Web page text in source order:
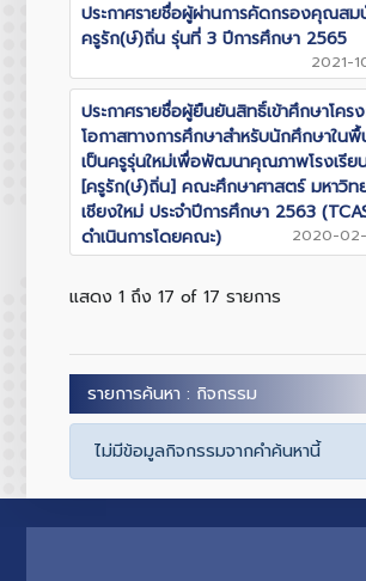
ประกาศรายชื่อผู้ผ่านการคัดกรองคุณสม
ครูรัก(ษ์)ถิ่น รุ่นที่ 3 ปีการศึกษา 2565
2021-
ประกาศรายชื่อผู้ยืนยันสิทธิ์เข้าศึกษาโคร
โอกาสทางการศึกษาสำหรับนักศึกษาใน
เป็นครูรุ่นใหม่เพื่อพัฒนาคุณภาพโรงเรีย
[ครูรัก(ษ์)ถิ่น] คณะศึกษาศาสตร์ มหาวิท
เชียงใหม่ ประจำปีการศึกษา 2563
ดำเนินการโดยคณะ)
2020-
แสดง 1 ถึง 17 of 17 รายการ
รายการค้นหา : กิจกรรม
ไม่มีข้อมูลกิจกรรมจากคำค้นหานี้